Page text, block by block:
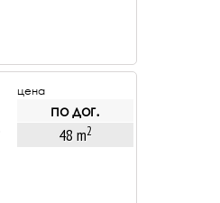
цена
по дог.
48 m2